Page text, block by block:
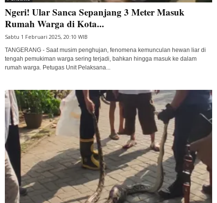
Ngeri! Ular Sanca Sepanjang 3 Meter Masuk
Rumah Warga di Kota...
Sabtu 1 Februari 2025, 20:10 WIB
TANGERANG - Saat musim penghujan, fenomena kemunculan hewan liar di
tengah pemukiman warga sering terjadi, bahkan hingga masuk ke dalam
rumah warga. Petugas Unit Pelaksana...